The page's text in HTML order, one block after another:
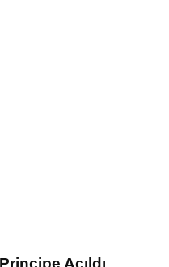
Açıldı